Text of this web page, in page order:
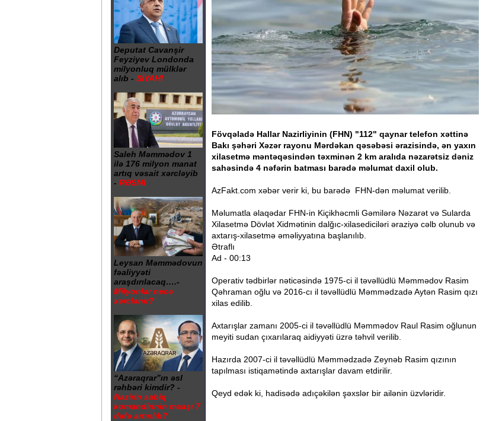
Deputat Cavanşir
Feyziyev Londonda
milyonluq mülklər
alıb - SİYAHI
Saleh Məmmədov 1
ilə 176 milyon manat
artıq vəsait xərcləyib
- RƏSMİ
Leysan Məmmədovun
fəaliyyəti
araşdırılacaq….-
Milyonlar necə
xərclənir?
“Azəraqrar”ın əsl
rəhbəri kimdir? -
Nazirin sabiq
komandirinin maaşı 7
dəfə artırılıb?
Fövqəladə Hallar Nazirliyinin (FHN) "112" qaynar telefon xəttinə
Bakı şəhəri Xəzər rayonu Mərdəkan qəsəbəsi ərazisində, ən yaxın
xilasetmə məntəqəsindən təxminən 2 km aralıda nəzarətsiz dəniz
sahəsində 4 nəfərin batması barədə məlumat daxil olub.
AzFakt.com xəbər verir ki, bu barədə FHN-dən məlumat verilib.
Məlumatla əlaqədar FHN-in Kiçikhəcmli Gəmilərə Nəzarət və Sularda
Xilasetmə Dövlət Xidmətinin dalğıc-xilasediciləri əraziyə cəlb olunub və
axtarış-xilasetmə əməliyyatına başlanılıb.
Ətraflı
Ad - 00:13
Operativ tədbirlər nəticəsində 1975-ci il təvəllüdlü Məmmədov Rasim
Qəhraman oğlu və 2016-cı il təvəllüdlü Məmmədzadə Aytən Rasim qızı
xilas edilib.
Axtarışlar zamanı 2005-ci il təvəllüdlü Məmmədov Raul Rasim oğlunun
meyiti sudan çıxarılaraq aidiyyəti üzrə təhvil verilib.
Hazırda 2007-ci il təvəllüdlü Məmmədzadə Zeynəb Rasim qızının
tapılması istiqamətində axtarışlar davam etdirilir.
Qeyd edək ki, hadisədə adıçəkilən şəxslər bir ailənin üzvləridir.